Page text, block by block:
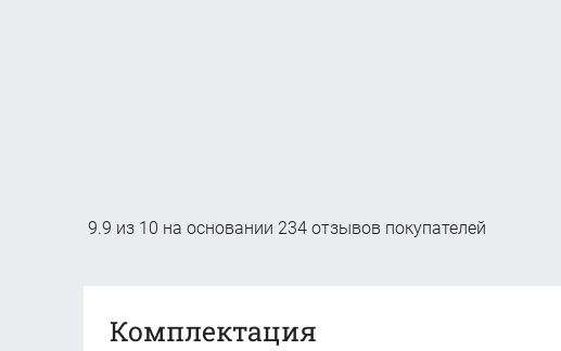
9.9 из 10 на основании 234отзывов покупателей
Комплектация